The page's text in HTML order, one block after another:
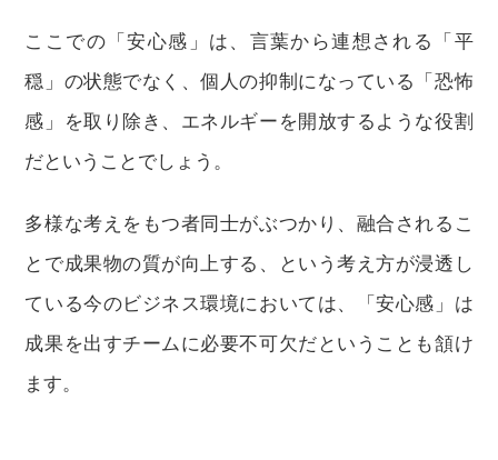
ここでの「安心感」は、言葉から連想される「平
穏」の状態でなく、個人の抑制になっている「恐怖
感」を取り除き、エネルギーを開放するような役割
だということでしょう。
多様な考えをもつ者同士がぶつかり、融合されるこ
とで成果物の質が向上する、という考え方が浸透し
ている今のビジネス環境においては、「安心感」は
成果を出すチームに必要不可欠だということも頷け
ます。